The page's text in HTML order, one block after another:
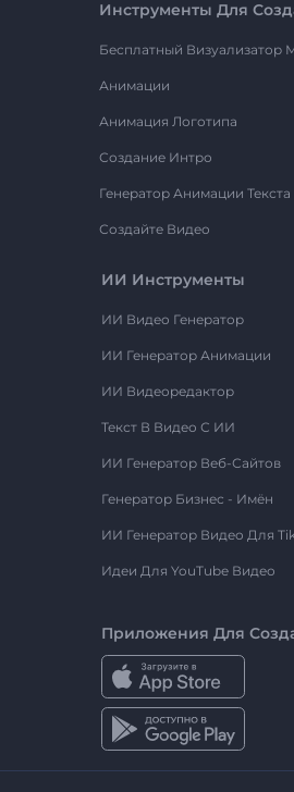
Инструменты Для
Бесплатный Визуализатор
Анимации
Анимация Логотипа
Создание Интро
Генератор Анимации Текста
Создайте Видео
ИИ Инструменты
ИИ Видео Генератор
ИИ Генератор Анимации
ИИ Видеоредактор
Текст В Видео С ИИ
ИИ Генератор Веб-Сайтов
Генератор Бизнес - Имён
ИИ Генератор Видео Для
Идеи Для YouTube Видео
Приложения Для